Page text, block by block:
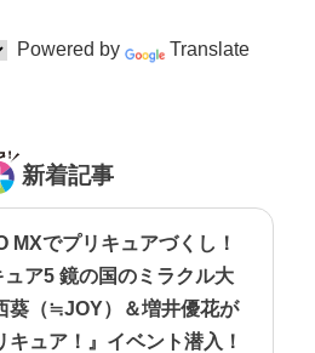
Powered by Translate
新着記事
MXでプリキュアづくし！
ア5 鏡の国のミラクル大
葵（≒JOY）＆増井優花が
ュア！』イベント潜入！